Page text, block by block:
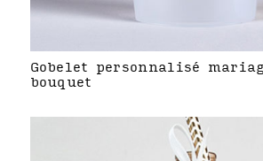
Gobelet personnalisé
bouquet